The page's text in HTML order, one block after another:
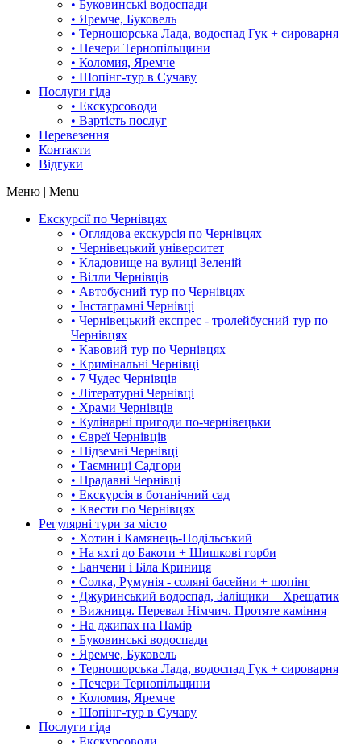
• Буковинські водоспади
• Яремче, Буковель
• Терношорська Лада, водоспад Гук + сироварня
• Печери Тернопільщини
• Коломия, Яремче
• Шопінг-тур в Сучаву
Послуги гіда
• Екскурсоводи
• Вартість послуг
Перевезення
Контакти
Відгуки
Меню | Menu
Екскурсії по Чернівцях
• Оглядова екскурсія по Чернівцях
• Чернівецький університет
• Кладовище на вулиці Зеленій
• Вілли Чернівців
• Автобусний тур по Чернівцях
• Інстаграмні Чернівці
• Чернівецький експрес - тролейбусний тур по
Чернівцях
• Кавовий тур по Чернівцях
• Кримінальні Чернівці
• 7 Чудес Чернівців
• Літературні Чернівці
• Храми Чернівців
• Кулінарні пригоди по-чернівецьки
• Євреї Чернівців
• Підземні Чернівці
• Таємниці Садгори
• Прадавні Чернівці
• Екскурсія в ботанічний сад
• Квести по Чернівцях
Регулярні тури за місто
• Хотин і Камянець-Подільський
• На яхті до Бакоти + Шишкові горби
• Банчени і Біла Криниця
• Солка, Румунія - соляні басейни + шопінг
• Джуринський водоспад, Заліщики + Хрещатик
• Вижниця. Перевал Німчич. Протяте каміння
• На джипах на Памір
• Буковинські водоспади
• Яремче, Буковель
• Терношорська Лада, водоспад Гук + сироварня
• Печери Тернопільщини
• Коломия, Яремче
• Шопінг-тур в Сучаву
Послуги гіда
• Екскурсоводи